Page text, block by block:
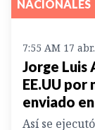
NACIONALES
7:55 AM 17
Jorge Luis
EE.UU por
enviado
Así se